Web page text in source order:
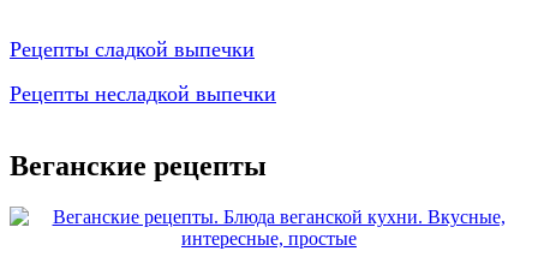
Рецепты сладкой выпечки
Рецепты несладкой выпечки
Веганские рецепты